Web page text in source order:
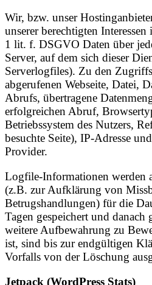
Wir, bzw. unser
unserer berechtigten
1 lit. f. DSGVO Daten über
Server, auf dem sich dieser
Serverlogfiles). Zu den
abgerufenen Webseite, Datei,
Abrufs, übertragene
erfolgreichen Abruf,
Betriebssystem des Nutzers,
besuchte Seite), IP-Adresse
Provider.
Logfile-Informationen werden
(z.B. zur Aufklärung von
Betrugshandlungen) für die
Tagen gespeichert und danach
weitere Aufbewahrung zu
ist, sind bis zur endgültigen
Vorfalls von der Löschung
Jetpack (WordPress Stats)